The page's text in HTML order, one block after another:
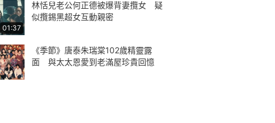
01:37
林恬兒老公何正德被爆背妻攬女 疑
似攬錫黑超女互動親密
《季節》唐泰朱瑞棠102歲精靈露
面 與太太恩愛到老滿屋珍貴回憶